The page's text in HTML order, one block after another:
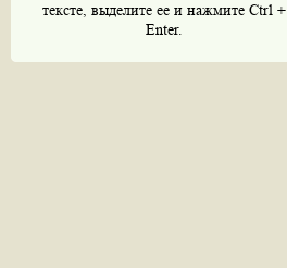
тексте, выделите ее и нажмите Ctrl +
Enter.